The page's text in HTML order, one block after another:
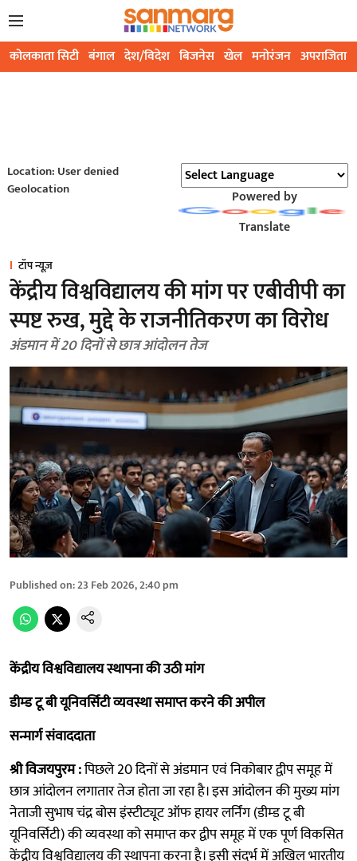
कोलकाता सिटी बंगाल देश/विदेश बिजनेस खेल मनोरंजन अपराजिता
Location: User denied
Geolocation
Powered by
Translate
टॉप न्यूज़
केंद्रीय विश्वविद्यालय की मांग पर एबीवीपी का
स्पष्ट रुख, मुद्दे के राजनीतिकरण का विरोध
अंडमान में 20 दिनों से छात्र आंदोलन तेज
Published on:23 Feb 2026, 2:40 pm
केंद्रीय विश्वविद्यालय स्थापना की उठी मांग
डीम्ड टू बी यूनिवर्सिटी व्यवस्था समाप्त करने की अपील
सन्मार्ग संवाददाता
श्री विजयपुरम :पिछले 20 दिनों से अंडमान एवं निकोबार द्वीप समूह में
छात्र आंदोलन लगातार तेज होता जा रहा है। इस आंदोलन की मुख्य मांग
नेताजी सुभाष चंद्र बोस इंस्टीट्यूट ऑफ हायर लर्निंग (डीम्ड टू बी
यूनिवर्सिटी) की व्यवस्था को समाप्त कर द्वीप समूह में एक पूर्ण विकसित
केंद्रीय विश्वविद्यालय की स्थापना करना है। इसी संदर्भ में अखिल भारतीय